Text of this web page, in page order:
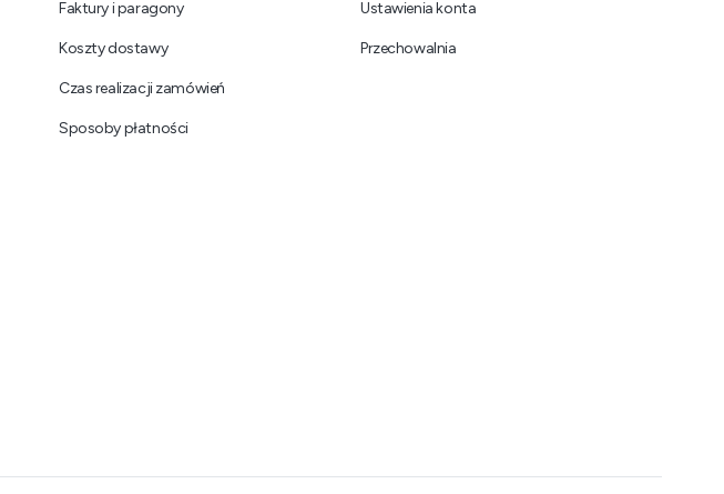
Faktury i paragony
Koszty dostawy
Czas realizacji zamówień
Sposoby płatności
Ustawienia konta
Przechowalnia